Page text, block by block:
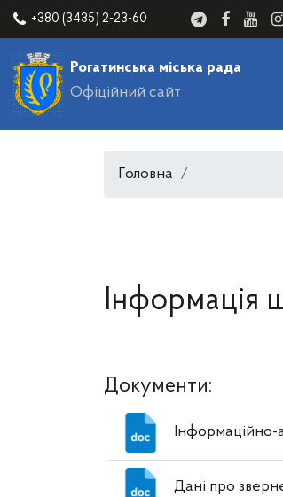
+380 (3435) 2-23-60
Рогатинська міська рада
Офіційний сайт
Головна
Інформація
Документи:
Інформаційно-
Дані про